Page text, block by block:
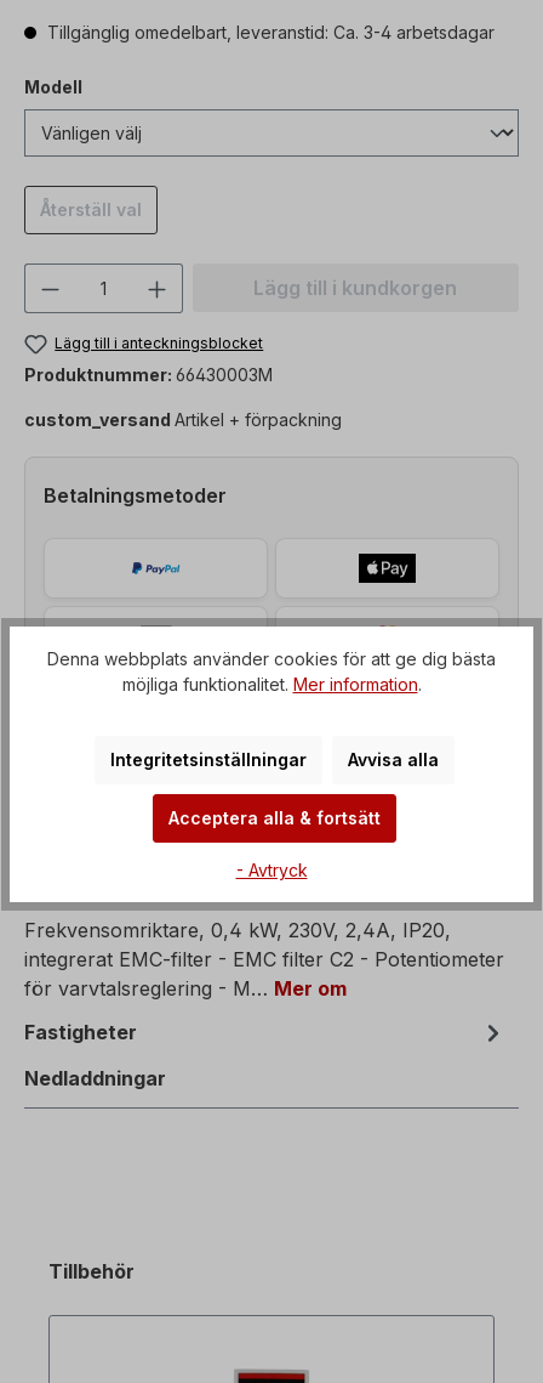
Tillgänglig omedelbart, leveranstid: Ca. 3-4 arbetsdagar
Modell
Återställ val
Produktkvantitet: Ange önskat värde
Lägg till i kundkorgen
Lägg till i anteckningsblocket
Produktnummer: 66430003M
custom_versand Artikel + förpackning
Betalningsmetoder
Frekvensomriktare, 0,4 kW, 230V, 2,4A, IP20,
integrerat EMC-filter - EMC filter C2 - Potentiometer
för varvtalsreglering - M… Mer om
Fastigheter
Nedladdningar
Tillbehör
Denna webbplats använder cookies för att ge dig bästa
möjliga funktionalitet. Mer information.
Integritetsinställningar Avvisa alla
Acceptera alla & fortsätt
- Avtryck